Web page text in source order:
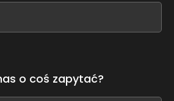
o coś zapytać?